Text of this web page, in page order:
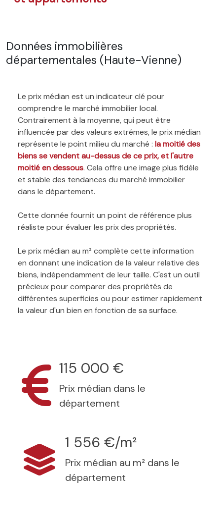
Données immobilières
départementales (Haute-Vienne)
Le prix médian est un indicateur clé pour
comprendre le marché immobilier local.
Contrairement à la moyenne, qui peut être
influencée par des valeurs extrêmes, le prix médian
représente le point milieu du marché : la moitié des
biens se vendent au-dessus de ce prix, et l'autre
moitié en dessous. Cela offre une image plus fidèle
et stable des tendances du marché immobilier
dans le département.
Cette donnée fournit un point de référence plus
réaliste pour évaluer les prix des propriétés.
Le prix médian au m² complète cette information
en donnant une indication de la valeur relative des
biens, indépendamment de leur taille. C'est un outil
précieux pour comparer des propriétés de
différentes superficies ou pour estimer rapidement
la valeur d'un bien en fonction de sa surface.
115 000 €
Prix médian dans le
département
1 556 €/m²
Prix médian au m² dans le
département